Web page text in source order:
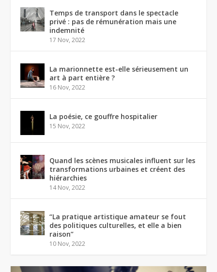
Temps de transport dans le spectacle
privé : pas de rémunération mais une
indemnité
17 Nov, 2022
La marionnette est-elle sérieusement un
art à part entière ?
16 Nov, 2022
La poésie, ce gouffre hospitalier
15 Nov, 2022
Quand les scènes musicales influent sur les
transformations urbaines et créent des
hiérarchies
14 Nov, 2022
“La pratique artistique amateur se fout
des politiques culturelles, et elle a bien
raison”
10 Nov, 2022